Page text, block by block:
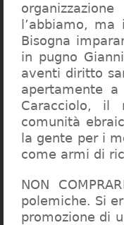
l’abbiamo,
Bisogna
in pugno
aventi diritto
apertamente
Caracciolo, il
comunità
la gente per i
come armi di
NON
polemiche. Si
promozione di